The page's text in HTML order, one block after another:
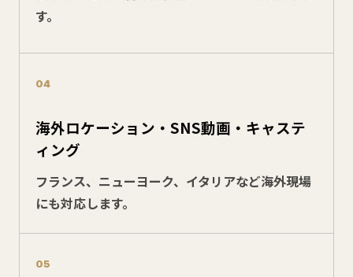
す。
04
海外ロケーション・SNS動画・キャステ
ィング
フランス、ニューヨーク、イタリアなど海外現場
にも対応します。
05